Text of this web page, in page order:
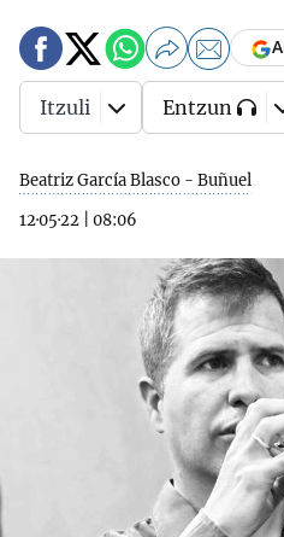
Beatriz García Blasco - Buñuel
12·05·22
08:06
Itzuli Entzun